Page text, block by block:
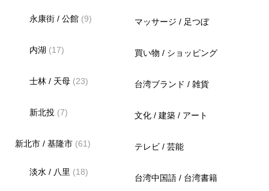
永康街 / 公館 (9)
内湖 (17)
士林 / 天母 (23)
新北投 (7)
新北市 / 基隆市(61)
淡水 / 八里 (18)
マッサージ / 足つぼ
買い物 / ショッピング
台湾ブランド / 雑貨
文化 / 建築 / アート
テレビ / 芸能
台湾中国語 / 台湾書籍